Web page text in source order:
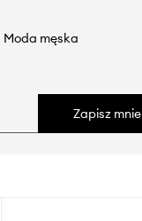
Moda męska
Zapisz mnie